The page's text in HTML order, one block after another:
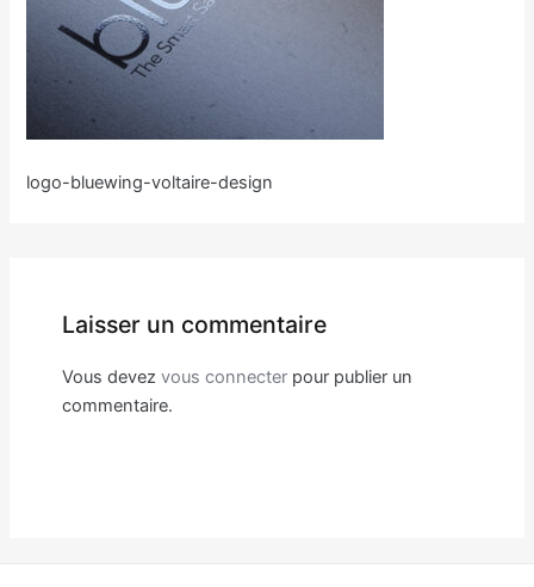
logo-bluewing-voltaire-design
Laisser un commentaire
Vous devez vous connecterpour publier un
commentaire.